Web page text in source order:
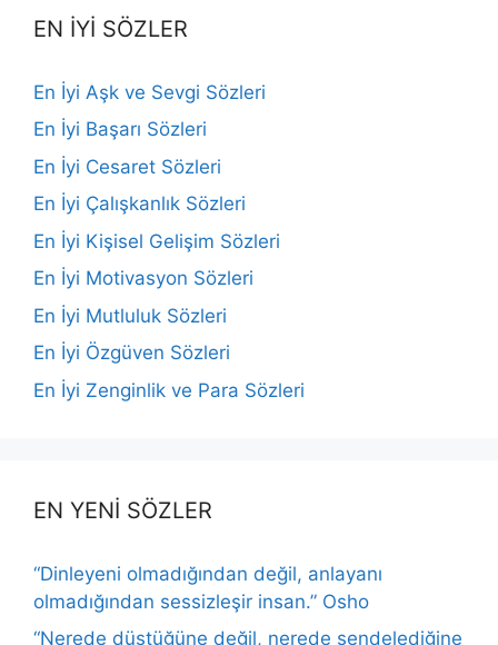
EN İYİ SÖZLER
En İyi Aşk ve Sevgi Sözleri
En İyi Başarı Sözleri
En İyi Cesaret Sözleri
En İyi Çalışkanlık Sözleri
En İyi Kişisel Gelişim Sözleri
En İyi Motivasyon Sözleri
En İyi Mutluluk Sözleri
En İyi Özgüven Sözleri
En İyi Zenginlik ve Para Sözleri
EN YENİ SÖZLER
“Dinleyeni olmadığından değil, anlayanı
olmadığından sessizleşir insan.” Osho
“Nerede düştüğüne değil, nerede sendelediğine